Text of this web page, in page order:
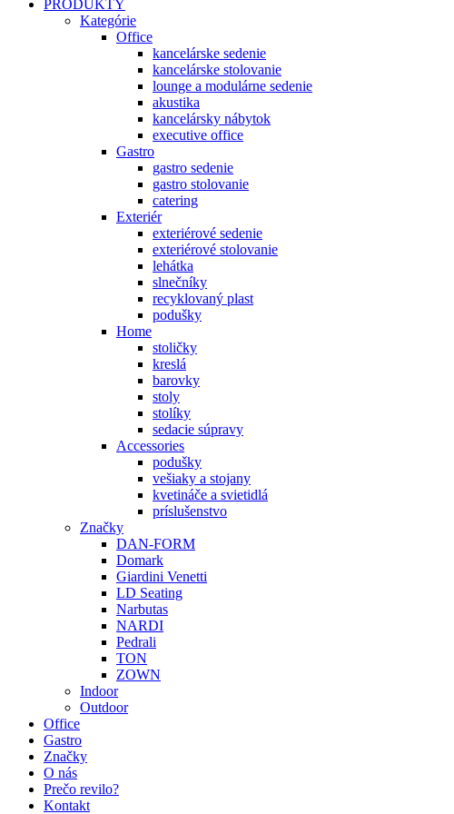
PRODUKTY
Kategórie
Office
kancelárske sedenie
kancelárske stolovanie
lounge a modulárne sedenie
akustika
kancelársky nábytok
executive office
Gastro
gastro sedenie
gastro stolovanie
catering
Exteriér
exteriérové sedenie
exteriérové stolovanie
lehátka
slnečníky
recyklovaný plast
podušky
Home
stoličky
kreslá
barovky
stoly
stolíky
sedacie súpravy
Accessories
podušky
vešiaky a stojany
kvetináče a svietidlá
príslušenstvo
Značky
DAN-FORM
Domark
Giardini Venetti
LD Seating
Narbutas
NARDI
Pedrali
TON
ZOWN
Indoor
Outdoor
Office
Gastro
Značky
O nás
Prečo revilo?
Kontakt